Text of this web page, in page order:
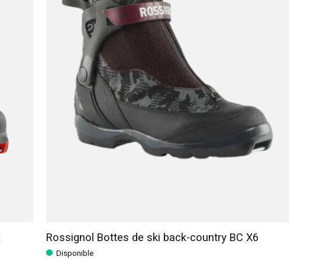
Rossignol Bottes de ski back-country BC X6
Disponible